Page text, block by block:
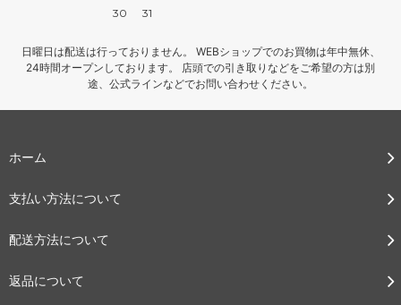
30
31
日曜日は配送は行っておりません。 WEBショップでのお買物は年中無休、
24時間オープンしております。 店頭での引き取りなどをご希望の方は別
途、公式ラインなどでお問い合わせください。
ホーム
支払い方法について
配送方法について
返品について